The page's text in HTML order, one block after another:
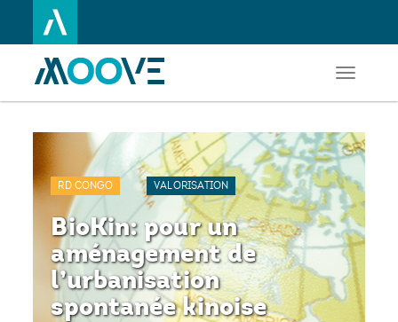
au
principal
Toggle
RD CONGO VALORISATION
BioKin: pour un
aménagement de
l’urbanisation
spontanée kinoise